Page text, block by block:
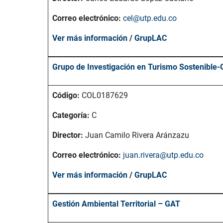
Correo electrónico: cel@utp.edu.co
Ver más información / GrupLAC
Grupo de Investigación en Turismo Sostenible-
Código: COL0187629
Categoría: C
Director: Juan Camilo Rivera Aránzazu
Correo electrónico: juan.rivera@utp.edu.co
Ver más información / GrupLAC
Gestión Ambiental Territorial – GAT